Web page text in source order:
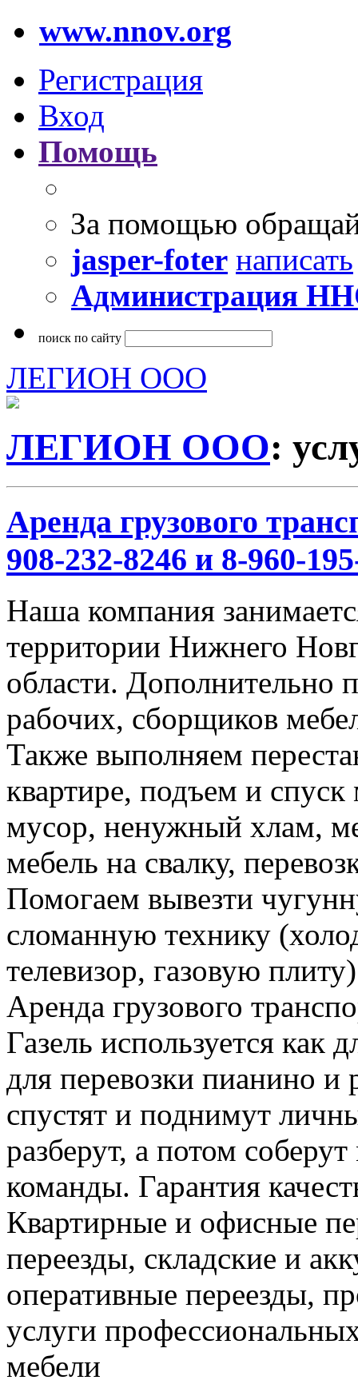
www.nnov.org
Регистрация
Вход
Помощь
За помощью
jasper-foter написать
Администрация
поиск по сайту
ЛЕГИОН ООО
ЛЕГИОН ООО:
Аренда грузового
908-232-8246 и 8-960-
Наша компания
территории Нижнего
области. Дополнительно
рабочих, сборщиков
Также выполняем
квартире, подъем и
мусор, ненужный хлам,
мебель на свалку,
Помогаем вывезти
сломанную технику
телевизор, газовую плиту)
Аренда грузового
Газель используется как
для перевозки пианино и
спустят и поднимут
разберут, а потом
команды. Гарантия
Квартирные и офисные
переезды, складские и
оперативные переезды,
услуги
мебели